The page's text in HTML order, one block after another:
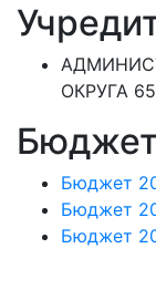
ОКРУГА
Бюджет
Бюджет
Бюджет